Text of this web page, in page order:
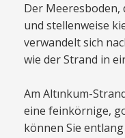
Der
und stellenweise
verwandelt sich
wie der Strand in
Am Altınkum-
eine feinkörnige,
können Sie